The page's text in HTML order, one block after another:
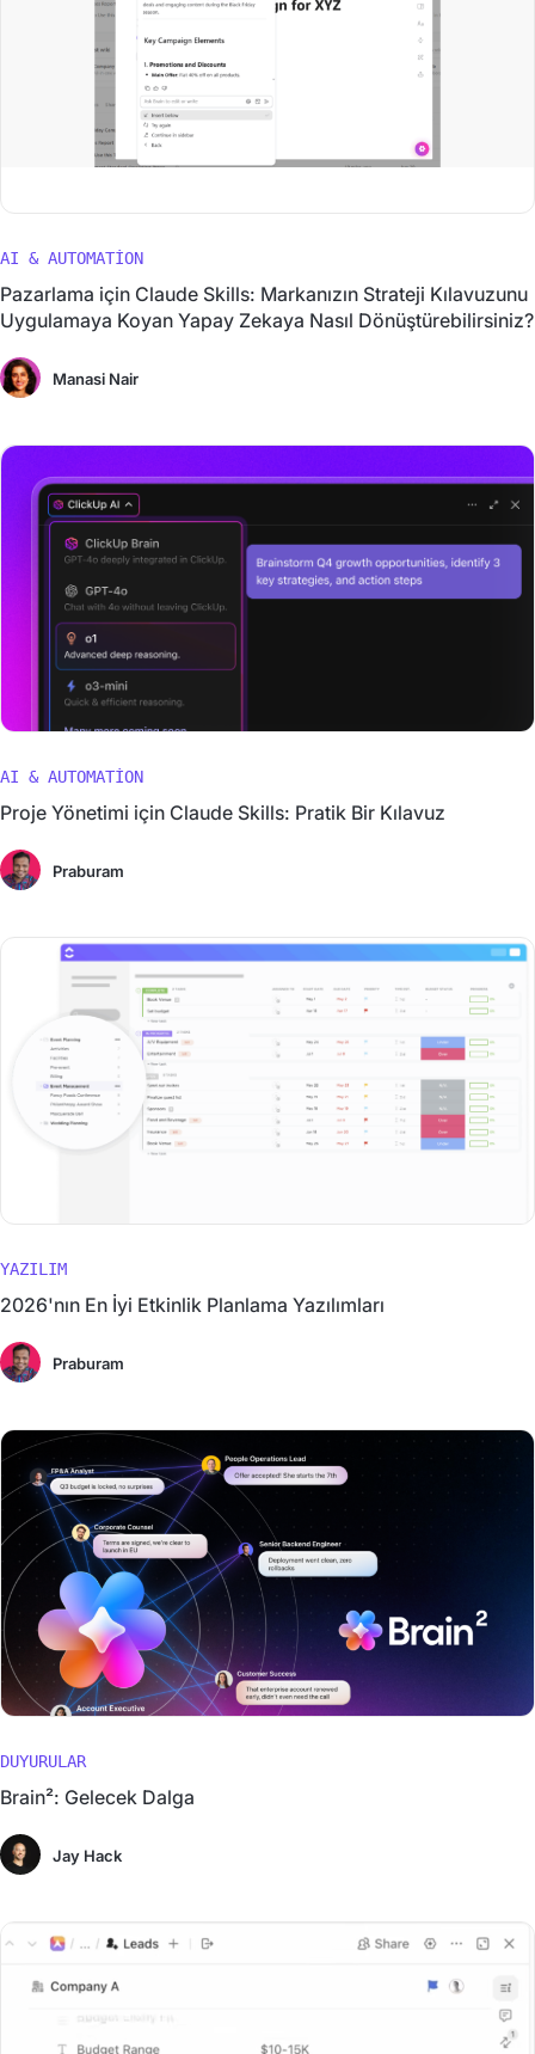
AI & AUTOMATION
Pazarlama için Claude Skills: Markanızın Strateji Kılavuzunu
Uygulamaya Koyan Yapay Zekaya Nasıl Dönüştürebilirsiniz?
Manasi Nair
AI & AUTOMATION
Proje Yönetimi için Claude Skills: Pratik Bir Kılavuz
Praburam
YAZILIM
2026'nın En İyi Etkinlik Planlama Yazılımları
Praburam
DUYURULAR
Brain²: Gelecek Dalga
Jay Hack